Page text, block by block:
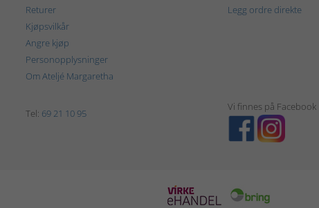
Returer
Kjøpsvilkår
Angre kjøp
Personopplysninger
Om Ateljé Margaretha
Legg ordre direkte
Tel: 69 21 10 95
Vi finnes på Facebook